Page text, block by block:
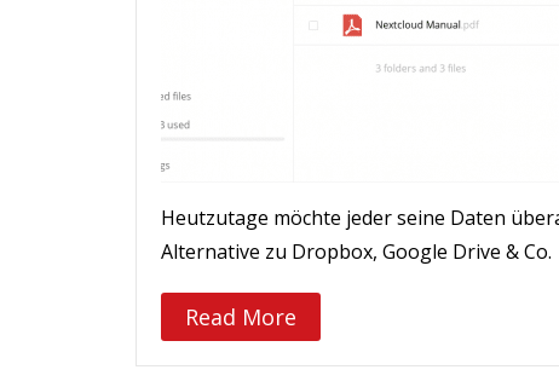
Heutzutage möchte jeder seine Daten
Alternative zu Dropbox, Google Drive & Co.
Read More